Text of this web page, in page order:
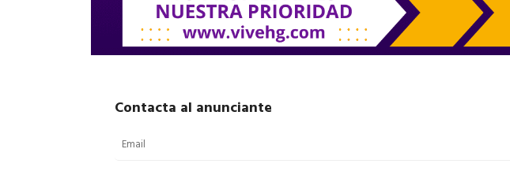
Contacta al anunciante